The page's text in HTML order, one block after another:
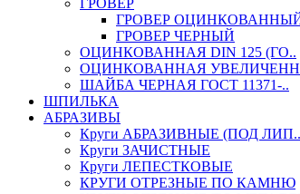
ГРОВЕР
ГРОВЕР
ГРОВЕР ЧЕРНЫЙ
ОЦИНКОВАННАЯ DIN 125 (ГО..
ОЦИНКОВАННАЯ
ШАЙБА ЧЕРНАЯ ГОСТ 11371-..
ШПИЛЬКА
АБРАЗИВЫ
Круги АБРАЗИВНЫЕ (ПОД ЛИП..
Круги ЗАЧИСТНЫЕ
Круги ЛЕПЕСТКОВЫЕ
КРУГИ ОТРЕЗНЫЕ ПО КАМНЮ